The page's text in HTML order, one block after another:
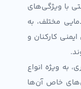
با ویژگی‌های
مختلف، به
کارکنان و
به ویژه انواع
خاص آن‌ها